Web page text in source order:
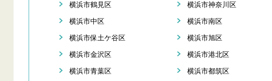
横浜市鶴見区 横浜市神奈川区
横浜市中区 横浜市南区
横浜市保土ケ谷区 横浜市旭区
横浜市金沢区 横浜市港北区
横浜市青葉区 横浜市都筑区